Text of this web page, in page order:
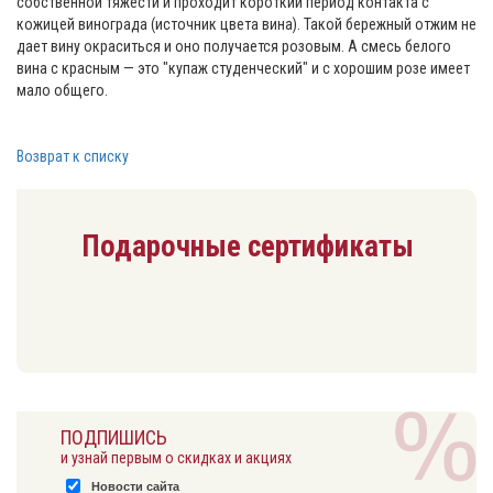
кожицей винограда (источник цвета вина). Такой бережный отжим не
дает вину окраситься и оно получается розовым. А смесь белого
вина с красным — это "купаж студенческий" и с хорошим розе имеет
мало общего.
Возврат к списку
Подарочные сертификаты
ПОДПИШИСЬ
и узнай первым о скидках и акциях
Новости сайта